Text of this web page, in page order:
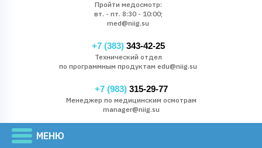
Пройти медосмотр:
вт. - пт. 8:30 - 10:00;
med@niig.su
+7 (383)343-42-25
Технический отдел
по программным продуктам edu@niig.su
+7 (983)315-29-77
Менеджер по медицинским осмотрам
manager@niig.su